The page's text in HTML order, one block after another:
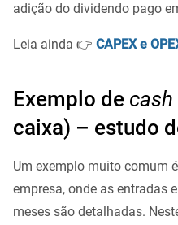
adição do dividendo pago
Leia ainda 👉 CAPEX e
Exemplo de
caixa) – estudo
Um exemplo muito comum
empresa, onde as entradas
meses são detalhadas.